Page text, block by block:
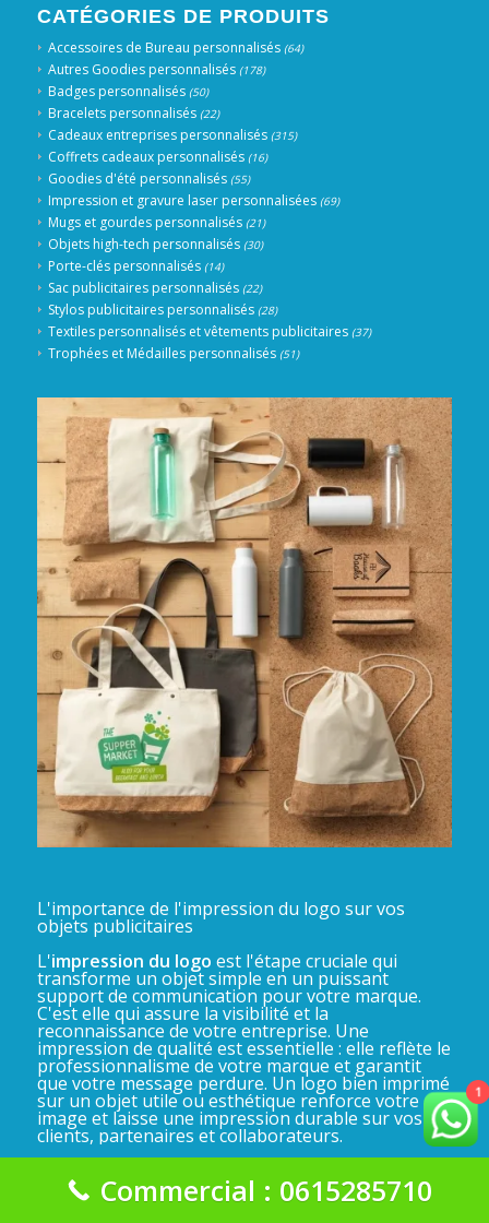
CATÉGORIES DE PRODUITS
Accessoires de Bureau personnalisés (64)
Autres Goodies personnalisés (178)
Badges personnalisés (50)
Bracelets personnalisés (22)
Cadeaux entreprises personnalisés (315)
Coffrets cadeaux personnalisés (16)
Goodies d'été personnalisés (55)
Impression et gravure laser personnalisées (69)
Mugs et gourdes personnalisés (21)
Objets high-tech personnalisés (30)
Porte-clés personnalisés (14)
Sac publicitaires personnalisés (22)
Stylos publicitaires personnalisés (28)
Textiles personnalisés et vêtements publicitaires (37)
Trophées et Médailles personnalisés (51)
L'importance de l'impression du logo sur vos
objets publicitaires
L'impression du logo est l'étape cruciale qui
transforme un objet simple en un puissant
support de communication pour votre marque.
C'est elle qui assure la visibilité et la
reconnaissance de votre entreprise. Une
impression de qualité est essentielle : elle reflète le
professionnalisme de votre marque et garantit
que votre message perdure. Un logo bien imprimé
sur un objet utile ou esthétique renforce votre
image et laisse une impression durable sur vos
clients, partenaires et collaborateurs.
1
Commercial : 0615285710